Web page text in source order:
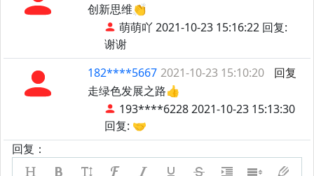
创新思维👏
萌萌吖 2021-10-23 15:16:22 回复:
谢谢
182****5667
回复
2021-10-23 15:10:20
走绿色发展之路👍
193****6228 2021-10-23 15:13:30
回复: 🤝
回复：